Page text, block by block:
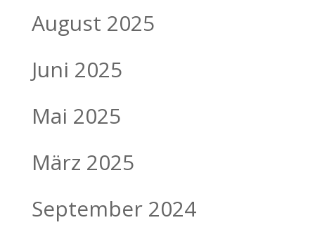
August 2025
Juni 2025
Mai 2025
März 2025
September 2024